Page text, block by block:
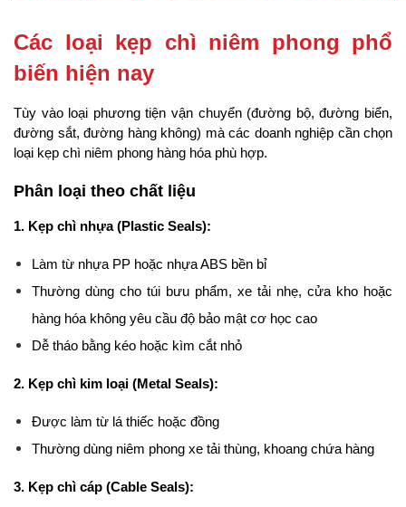
Các loại kẹp chì niêm phong phổ
biến hiện nay
Tùy vào loại phương tiện vận chuyển (đường bộ, đường biển,
đường sắt, đường hàng không) mà các doanh nghiệp cần chọn
loại kẹp chì niêm phong hàng hóa phù hợp.
Phân loại theo chất liệu
1. Kẹp chì nhựa (Plastic Seals):
Làm từ nhựa PP hoặc nhựa ABS bền bỉ
Thường dùng cho túi bưu phẩm, xe tải nhẹ, cửa kho hoặc
hàng hóa không yêu cầu độ bảo mật cơ học cao
Dễ tháo bằng kéo hoặc kìm cắt nhỏ
2. Kẹp chì kim loại (Metal Seals):
Được làm từ lá thiếc hoặc đồng
Thường dùng niêm phong xe tải thùng, khoang chứa hàng
3. Kẹp chì cáp (Cable Seals):